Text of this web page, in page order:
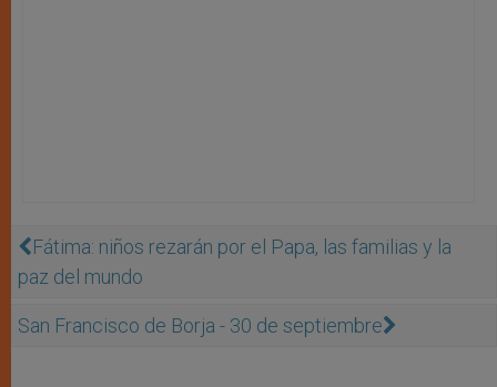
Fátima: niños rezarán por el Papa, las familias y la
paz del mundo
San Francisco de Borja - 30 de septiembre